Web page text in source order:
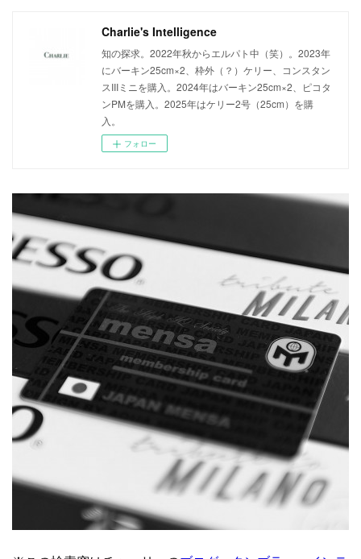
Charlie's Intelligence
知の探求。2022年秋からエルパト中（笑）。2023年
にバーキン25cm×2、枠外（？）ケリー、コンスタン
スIIIミニを購入。2024年はバーキン25cm×2、ピコタ
ンPMを購入。2025年はケリー2号（25cm）を購
入。
フォロー